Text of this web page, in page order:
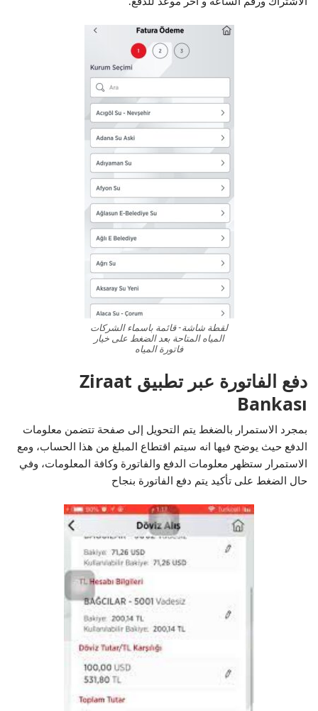
لقطة شاشة- قائمة باسماء الشركات
المياه المتاحة بعد الضغط على خيار
فاتورة المياه
دفع الفاتورة عبر تطبيق Ziraat
Bankası
بمجرد الاستمرار بالضغط يتم التحويل إلى صفحة تتضمن معلومات
الدفع حيث يوضح فيها انه سيتم اقتطاع المبلغ من هذا الحساب، ومع
الاستمرار ستظهر معلومات الدفع والفاتورة وكافة المعلومات، وفي
حال الضغط على تأكيد يتم دفع الفاتورة بنجاح